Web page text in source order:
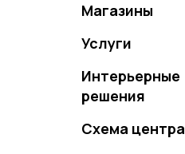
Магазины
Услуги
Интерьерные
решения
Схема центра